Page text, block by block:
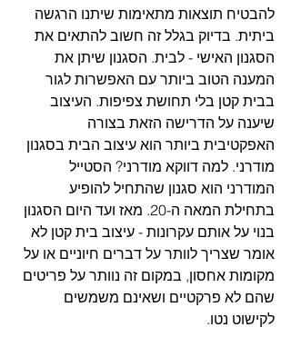
להבטיח תוצאות מתאימות שיתנו הרגשה
ביתית. בדיוק בגלל זה חשוב להתאים את
הסגנון האישי - לבית. הסגנון שיתן את
המענה הטוב ביותר עם האפשרות לגור
בבית קטן בלי תחושת צפיפות. העיצוב
שיענה על הדרישה הזאת בצורה
האפקטיבית ביותר הוא עיצוב הבית בסגנון
מודרני. למה דווקא מודרני? הסטייל
המודרני הוא סגנון שהתחיל להופיע
בתחילת המאה ה-20. מאז ועד היום הסגנון
בנוי על אותם עקרונות - עיצוב בית קטן לא
אומר שצריך לוותר על דברים חיוניים או על
מקומות אחסון, במקום זה נוותר על פריטים
שהם לא פרקטיים ושאינם משמשים
לקישוט נטו.